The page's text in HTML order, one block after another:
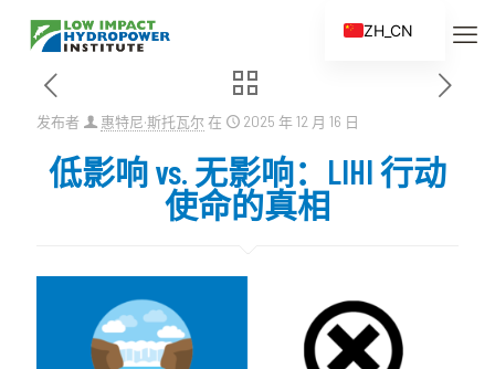
发布者 惠特尼·斯托瓦尔 在 2025 年 12 月 16 日
低影响 vs. 无影响：LIHI 行动
使命的真相
ZH_CN
ZH